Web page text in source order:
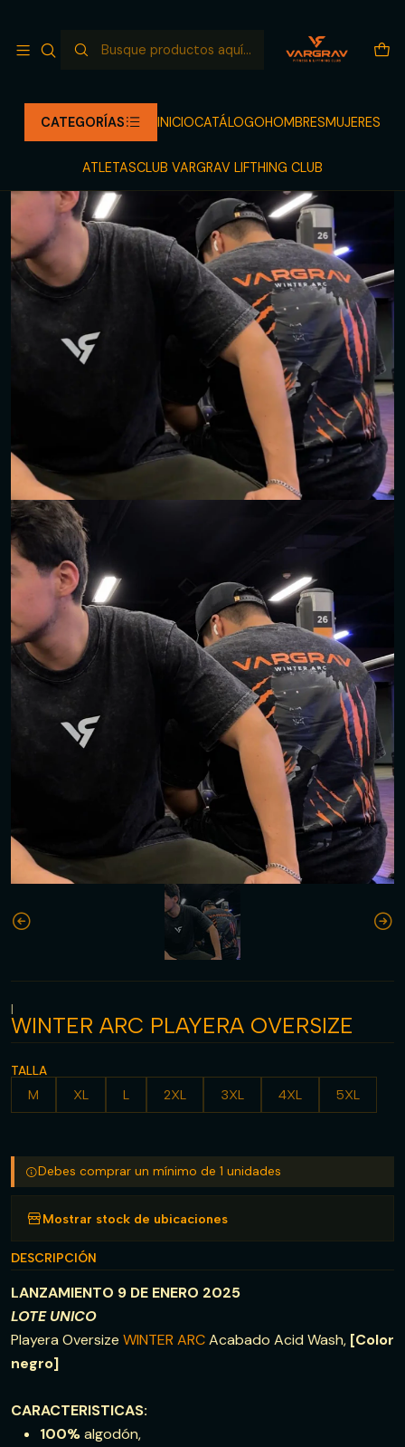
CATEGORÍAS INICIOCATÁLOGOHOMBRESMUJERES
ATLETASCLUB VARGRAV LIFTHING CLUB
Inicio CATÁLOGO OVERSIZE WINTER ARC PLAYERA OVERSIZE
|
WINTER ARC PLAYERA OVERSIZE
TALLA
M XL L 2XL 3XL 4XL 5XL
Debes comprar un mínimo de 1 unidades
Mostrar stock de ubicaciones
DESCRIPCIÓN
LANZAMIENTO 9 DE ENERO 2025
LOTE UNICO
Playera Oversize WINTER ARCAcabado Acid Wash, [Color
negro]
CARACTERISTICAS:
100%algodón,